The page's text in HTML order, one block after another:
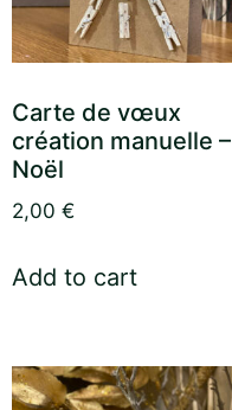
Carte de vœux
création manuelle –
Noël
2,00 €
Add to cart